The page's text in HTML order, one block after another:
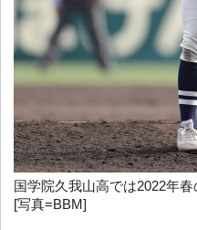
国学院久我山高では2022年
[写真=BBM]